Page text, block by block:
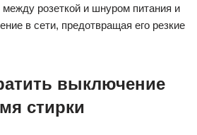
розеткой и шнуром питания и
в сети, предотвращая его резкие
выключение
стирки